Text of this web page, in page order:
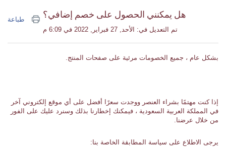
هل يمكنني الحصول على خصم إضافي؟
طباعة
تم التعديل في: الأحد, 27 فبراير, 2022 في 6:09 م
بشكل عام ، جميع الخصومات مرئية على صفحات المنتج.
إذا كنت مهتمًا بشراء العنصر ووجدت سعرًا أفضل على أي موقع إلكتروني آخر
في المملكة العربية السعودية ، فيمكنك إخطارنا بذلك وسنرد عليك على الفور
من خلال عرضنا.
يرجى الاطلاع على سياسة المطابقة الخاصة بنا: